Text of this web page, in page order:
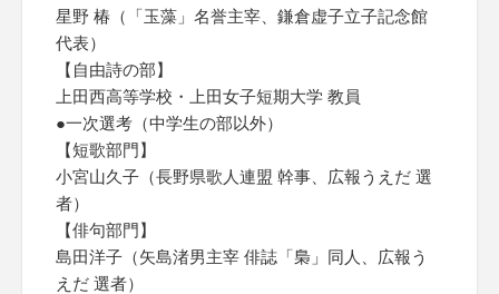
星野 椿（「玉藻」名誉主宰、鎌倉虚子立子記念館
代表）
【自由詩の部】
上田西高等学校・上田女子短期大学 教員
●一次選考（中学生の部以外）
【短歌部門】
小宮山久子（長野県歌人連盟 幹事、広報うえだ 選
者）
【俳句部門】
島田洋子（矢島渚男主宰 俳誌「梟」同人、広報う
えだ 選者）